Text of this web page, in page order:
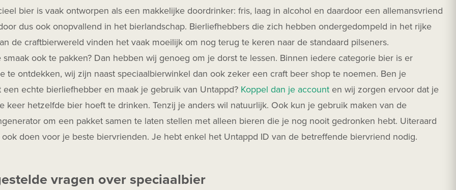
bier is vaak ontworpen als een makkelijke doordrinker: fris, laag in alcohol en daardoor een allemansvriend
dus ook onopvallend in het bierlandschap. Bierliefhebbers die zich hebben ondergedompeld in het rijke
de craftbierwereld vinden het vaak moeilijk om nog terug te keren naar de standaard pilseners.
smaak ook te pakken? Dan hebben wij genoeg om je dorst te lessen. Binnen iedere categorie bier is er
te ontdekken, wij zijn naast speciaalbierwinkel dan ook zeker een craft beer shop te noemen. Ben je
een echte bierliefhebber en maak je gebruik van Untappd? Koppel dan je account en wij zorgen ervoor dat je
keer hetzelfde bier hoeft te drinken. Tenzij je anders wil natuurlijk. Ook kun je gebruik maken van de
om een pakket samen te laten stellen met alleen bieren die je nog nooit gedronken hebt. Uiteraard
doen voor je beste biervrienden. Je hebt enkel het Untappd ID van de betreffende biervriend nodig.
vragen over speciaalbier